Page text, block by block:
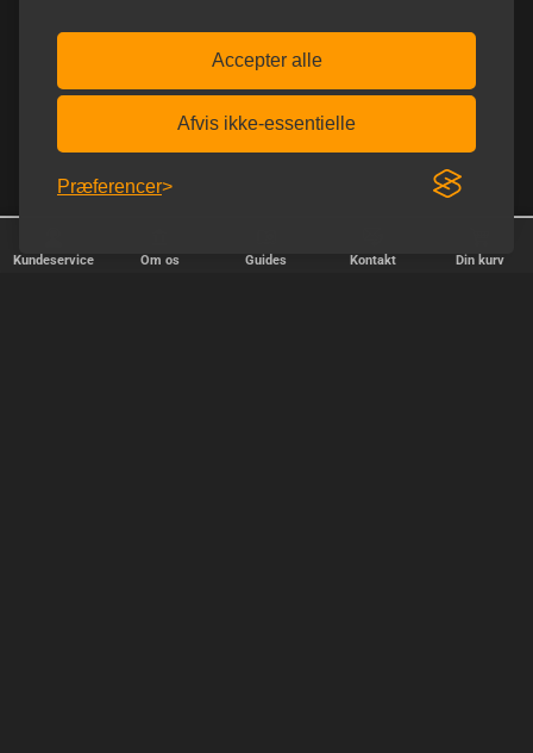
Accepter alle
Afvis ikke-essentielle
Præferencer
Kundeservice Om os Guides Kontakt Din kurv